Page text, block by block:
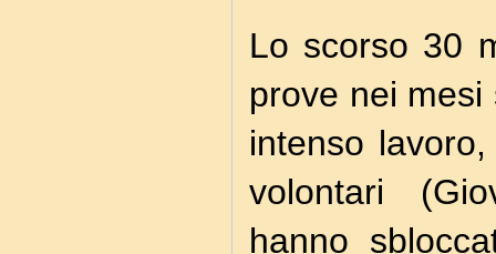
Lo scorso 30
prove nei
intenso
volontari
hanno